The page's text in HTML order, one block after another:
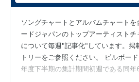
ソングチャートとアルバムチャート
ードジャパンのトップアーティスト
について毎週"記事化"しています。掲
トリーをご参照ください。 ビルボー
年度下半期の集計期間初週である同